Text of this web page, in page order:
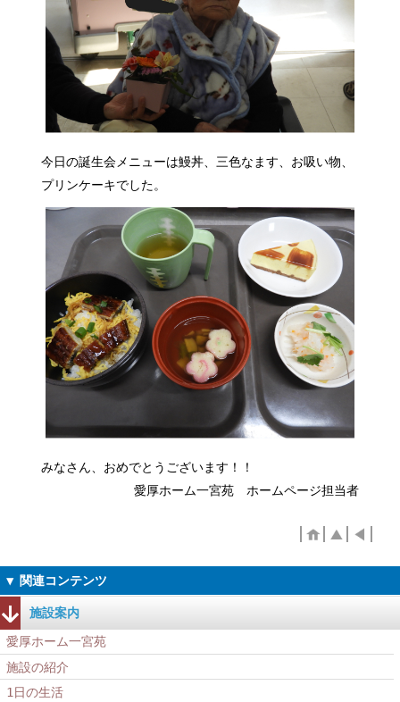
今日の誕生会メニューは鰻丼、三色なます、お吸い物、
プリンケーキでした。
みなさん、おめでとうございます！！
愛厚ホーム一宮苑 ホームページ担当者
施設案内
愛厚ホーム一宮苑
施設の紹介
1日の生活